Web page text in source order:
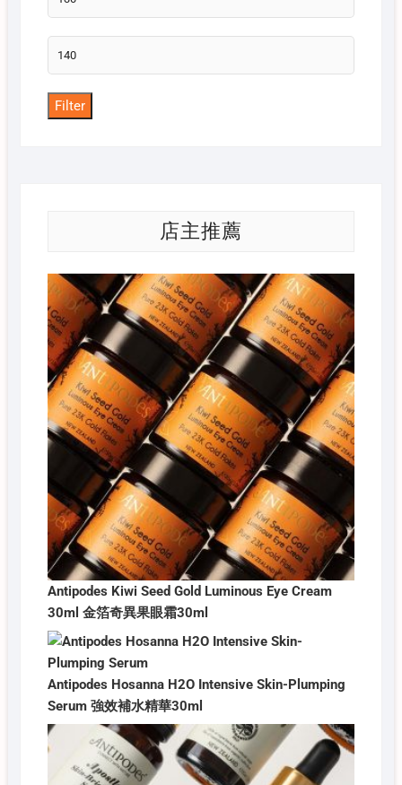
price
Max
price
Filter
店主推薦
Antipodes Kiwi Seed Gold Luminous Eye Cream
30ml 金箔奇異果眼霜30ml
Antipodes Hosanna H2O Intensive Skin-Plumping
Serum 強效補水精華30ml